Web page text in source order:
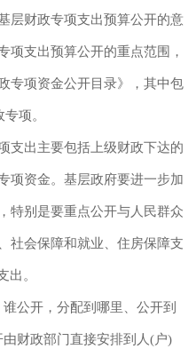
财政专项支出预算公开的意
项支出预算公开的重点范围，
专项资金公开目录》，其中包
项。
出主要包括上级财政下达的
项资金。基层政府要进一步加
特别是要重点公开与人民群众
社会保障和就业、住房保障支
出。
公开，分配到哪里、公开到
财政部门直接安排到人(户)